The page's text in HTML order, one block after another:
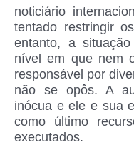
noticiário
tentado restringir
entanto, a
nível em que nem
responsável por
não se opôs. A
inócua e ele e sua
como último
executados.